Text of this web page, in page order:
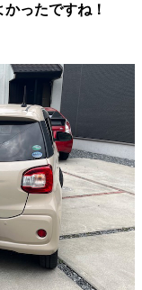
ったですね！